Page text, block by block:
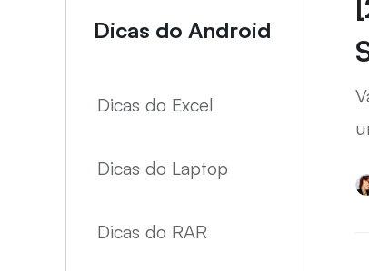
Dicas do Android
Dicas do Excel
Dicas do Laptop
Dicas do RAR